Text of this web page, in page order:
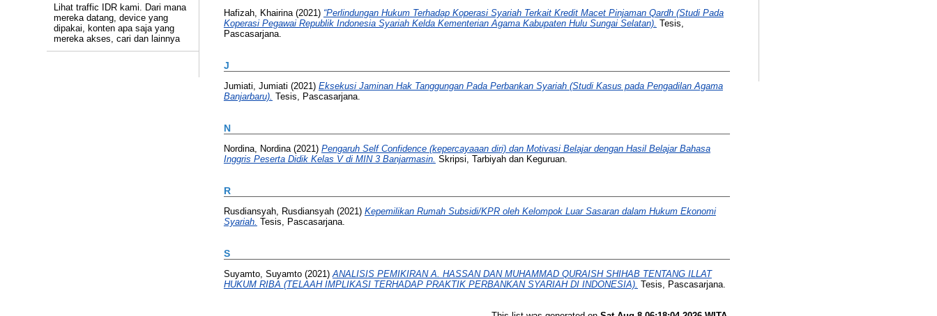
Lihat traffic IDR kami. Dari mana
mereka datang, device yang
dipakai, konten apa saja yang
mereka akses, cari dan lainnya
Hafizah, Khairina(2021) “Perlindungan Hukum Terhadap Koperasi Syariah Terkait Kredit Macet Pinjaman Qardh (Studi Pada
Koperasi Pegawai Republik Indonesia Syariah Kelda Kementerian Agama Kabupaten Hulu Sungai Selatan). Tesis,
Pascasarjana.
J
Jumiati, Jumiati (2021) Eksekusi Jaminan Hak Tanggungan Pada Perbankan Syariah (Studi Kasus pada Pengadilan Agama
Banjarbaru). Tesis, Pascasarjana.
N
Nordina, Nordina(2021) Pengaruh Self Confidence (kepercayaaan diri) dan Motivasi Belajar dengan Hasil Belajar Bahasa
Inggris Peserta Didik Kelas V di MIN 3 Banjarmasin. Skripsi, Tarbiyah dan Keguruan.
R
Rusdiansyah, Rusdiansyah(2021) Kepemilikan Rumah Subsidi/KPR oleh Kelompok Luar Sasaran dalam Hukum Ekonomi
Syariah. Tesis, Pascasarjana.
S
Suyamto, Suyamto(2021) ANALISIS PEMIKIRAN A. HASSAN DAN MUHAMMAD QURAISH SHIHAB TENTANG ILLAT
HUKUM RIBA (TELAAH IMPLIKASI TERHADAP PRAKTIK PERBANKAN SYARIAH DI INDONESIA). Tesis, Pascasarjana.